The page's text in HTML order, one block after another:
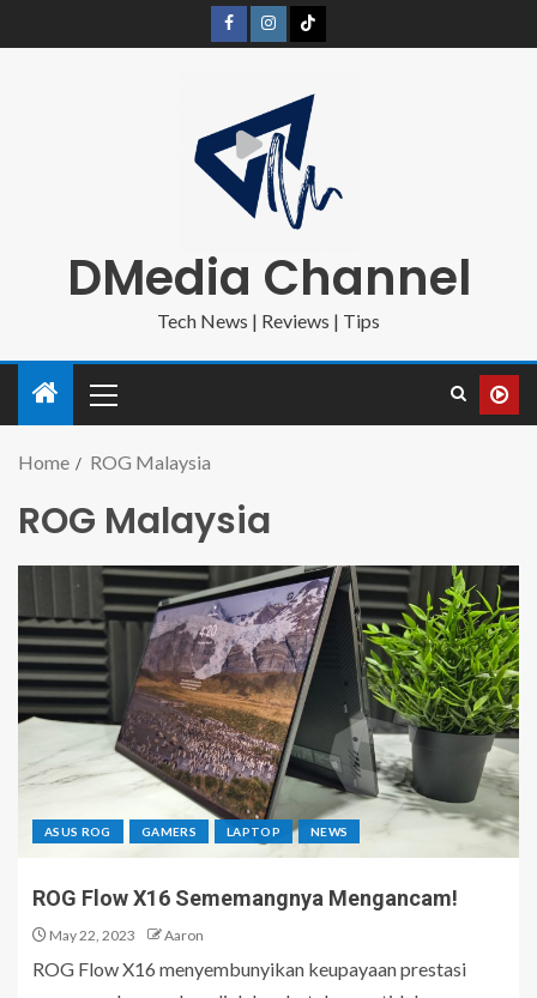
DMedia Channel
Tech News | Reviews | Tips
Home ROG Malaysia
ROG Malaysia
ASUS ROG GAMERS LAPTOP NEWS
ROG Flow X16 Sememangnya Mengancam!
May 22, 2023 Aaron
ROG Flow X16 menyembunyikan keupayaan prestasi